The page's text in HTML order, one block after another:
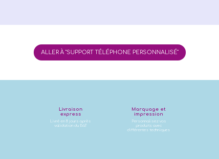
ALLER À "SUPPORT TÉLÉPHONE PERSONNALISÉ"
Livraison
express
Livré en 8 jours après
validation du BàT
Marquage et
impression
Personnalisez vos
produits avec
différentes techniques